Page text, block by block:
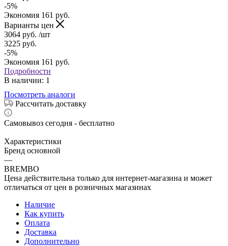
-5%
Экономия 161 руб.
Варианты цен
3064 руб. /шт
3225 руб.
-5%
Экономия 161 руб.
Подробности
В наличии: 1
Посмотреть аналоги
Рассчитать доставку
Самовывоз сегодня - бесплатно
Характеристики
Бренд основной
—
BREMBO
Цена действительна только для интернет-магазина и может
отличаться от цен в розничных магазинах
Наличие
Как купить
Оплата
Доставка
Дополнительно